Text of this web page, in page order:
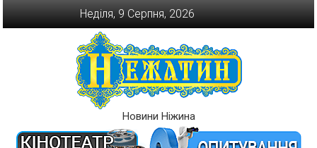
Неділя, 9 Серпня, 2026
Новини Ніжина